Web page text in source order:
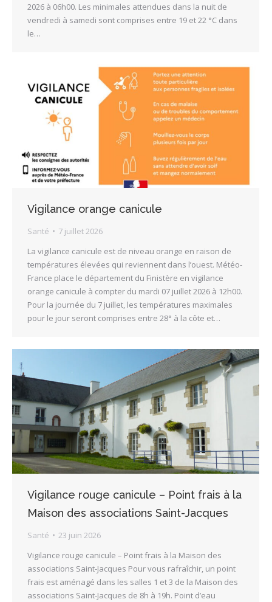
2026 à 06h00. Les minimales attendues dans la nuit de
vendredi à samedi sont comprises entre 19 et 22 °C dans
le…
Vigilance orange canicule
Santé
7 juillet 2026
La vigilance canicule est de niveau orange en raison de
températures élevées qui reviennent dans l’ouest. Météo-
France place le département du Finistère en vigilance
orange canicule à compter du mardi 07 juillet 2026 à 12h00.
Pour la journée du 7 juillet, les températures maximales
pour le jour seront comprises entre 28° à la côte et…
Vigilance rouge canicule – Point frais à la
Maison des associations Saint-Jacques
Santé
23 juin 2026
Vigilance rouge canicule – Point frais à la Maison des
associations Saint-Jacques Pour vous rafraîchir, un point
frais est aménagé dans les salles 1 et 3 de la Maison des
associations Saint-Jacques de 8h à 19h. Point d’eau